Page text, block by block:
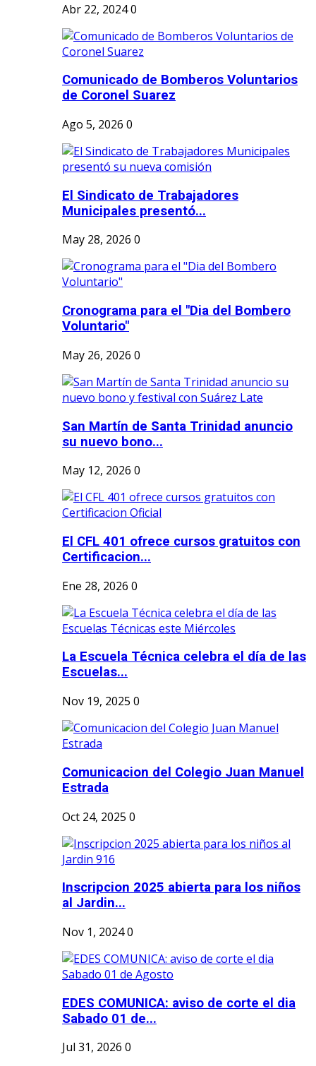
Abr 22, 20240
Comunicado de Bomberos Voluntarios
de Coronel Suarez
Ago 5, 2026 0
El Sindicato de Trabajadores
Municipales presentó...
May 28, 2026 0
Cronograma para el "Dia del Bombero
Voluntario"
May 26, 2026 0
San Martín de Santa Trinidad anuncio
su nuevo bono...
May 12, 2026 0
El CFL 401 ofrece cursos gratuitos con
Certificacion...
Ene 28, 2026 0
La Escuela Técnica celebra el día de las
Escuelas...
Nov 19, 2025 0
Comunicacion del Colegio Juan Manuel
Estrada
Oct 24, 2025 0
Inscripcion 2025 abierta para los niños
al Jardin...
Nov 1, 20240
EDES COMUNICA: aviso de corte el dia
Sabado 01 de...
Jul 31, 2026 0